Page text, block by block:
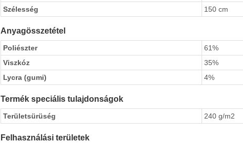
Szélesség
150 cm
Anyagösszetétel
Poliészter
61%
Viszkóz
35%
Lycra (gumi)
4%
Termék speciális tulajdonságok
Területsürüség 240 g/m2
Felhasználási területek